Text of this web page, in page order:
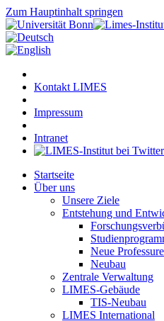
Zum Hauptinhalt springen
Kontakt LIMES
Impressum
Intranet
Startseite
Über uns
Unsere Ziele
Entstehung und
Neue
Neubau
Zentrale Verwaltung
LIMES-Gebäude
TIS-Neubau
LIMES International